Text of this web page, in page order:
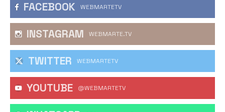
FACEBOOK WEBMARTETV
INSTAGRAM WEBMARTE.TV
TWITTER WEBMARTETV
YOUTUBE @WEBMARTETV